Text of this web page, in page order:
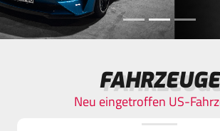
FAHRZEUGE
Neu eingetroffen US-